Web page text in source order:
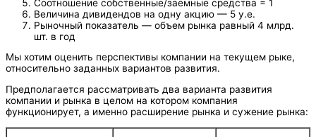
Соотношение собственные/заемные средства = 1
Величина дивидендов на одну акцию — 5 у.е.
Рыночный показатель — объем рынка равный 4 млрд.
шт. в год
Мы хотим оценить перспективы компании на текущем рыке,
относительно заданных вариантов развития.
Предполагается рассматривать два варианта развития
компании и рынка в целом на котором компания
функционирует, а именно расширение рынка и сужение рынка: